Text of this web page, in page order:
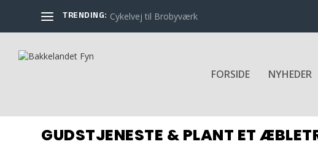
TRENDING: Cykelvej til Brobyværk
FORSIDE NYHEDER
GUDSTJENESTE & PLANT ET